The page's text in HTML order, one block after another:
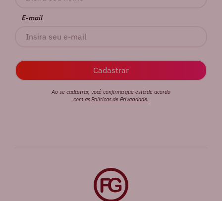
E-mail
Ao se cadastrar, você confirma que está de acordo
com asPolíticas de Privacidade.